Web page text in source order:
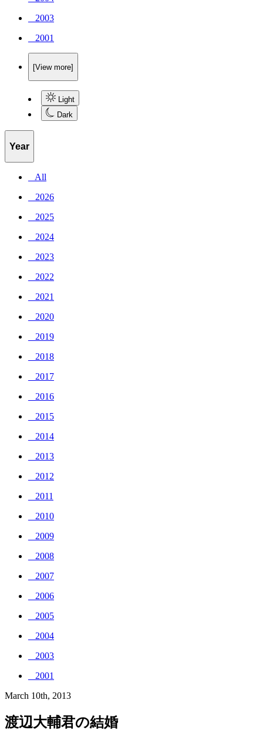
_ 2003
_ 2001
[View more]
Light
Dark
Year
_ All
_ 2026
_ 2025
_ 2024
_ 2023
_ 2022
_ 2021
_ 2020
_ 2019
_ 2018
_ 2017
_ 2016
_ 2015
_ 2014
_ 2013
_ 2012
_ 2011
_ 2010
_ 2009
_ 2008
_ 2007
_ 2006
_ 2005
_ 2004
_ 2003
_ 2001
March 10th, 2013
渡辺大輔君の結婚